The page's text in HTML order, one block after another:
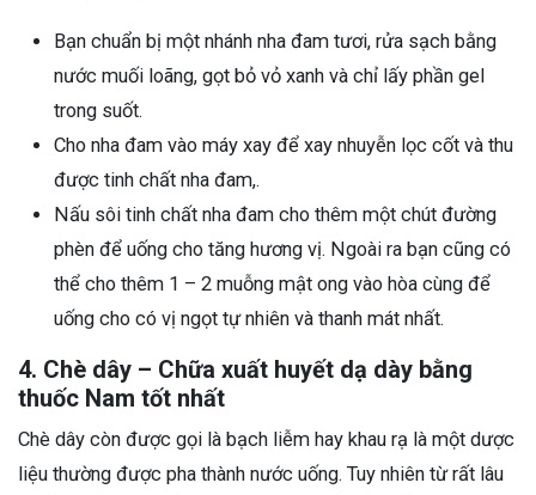
Bạn chuẩn bị một nhánh nha đam tươi, rửa sạch bằng
nước muối loãng, gọt bỏ vỏ xanh và chỉ lấy phần gel
trong suốt.
Cho nha đam vào máy xay để xay nhuyễn lọc cốt và thu
được tinh chất nha đam,.
Nấu sôi tinh chất nha đam cho thêm một chút đường
phèn để uống cho tăng hương vị. Ngoài ra bạn cũng có
thể cho thêm 1 – 2 muỗng mật ong vào hòa cùng để
uống cho có vị ngọt tự nhiên và thanh mát nhất.
4. Chè dây – Chữa xuất huyết dạ dày bằng
thuốc Nam tốt nhất
Chè dây còn được gọi là bạch liễm hay khau rạ là một dược
liệu thường được pha thành nước uống. Tuy nhiên từ rất lâu